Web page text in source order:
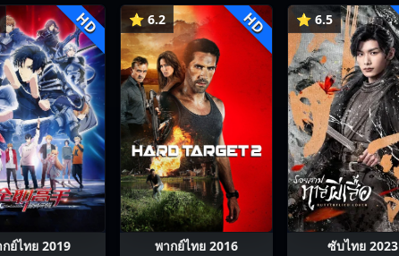
HD
ย์ไทย 2019
⭐ 6.2 HD
พากย์ไทย 2016
⭐ 6.5
ซับไทย 2023